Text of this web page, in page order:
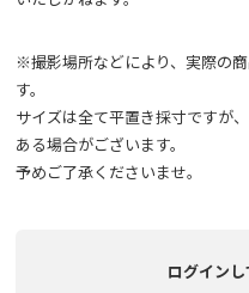
※撮影場所などにより、実際の
す。
サイズは全て平置き採寸ですが
ある場合がございます。
予めご了承くださいませ。
ログイン